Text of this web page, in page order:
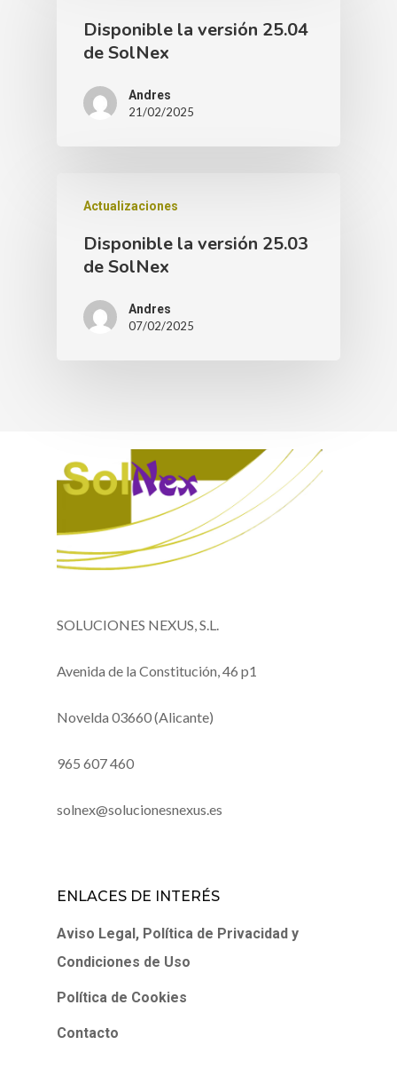
Disponible la versión 25.04
de SolNex
Andres
21/02/2025
Actualizaciones
Disponible la versión 25.03
de SolNex
Andres
07/02/2025
SOLUCIONES NEXUS, S.L.
Avenida de la Constitución, 46 p1
Novelda 03660 (Alicante)
965 607 460
solnex@solucionesnexus.es
ENLACES DE INTERÉS
Aviso Legal, Política de Privacidad y
Condiciones de Uso
Política de Cookies
Contacto